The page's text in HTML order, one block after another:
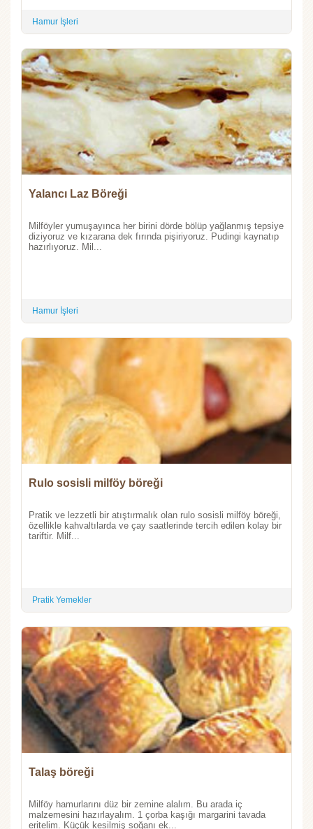
Hamur İşleri
Yalancı Laz Böreği
Milföyler yumuşayınca her birini dörde bölüp yağlanmış tepsiye
diziyoruz ve kızarana dek fırında pişiriyoruz. Pudingi kaynatıp
hazırlıyoruz. Mil...
Hamur İşleri
Rulo sosisli milföy böreği
Pratik ve lezzetli bir atıştırmalık olan rulo sosisli milföy böreği,
özellikle kahvaltılarda ve çay saatlerinde tercih edilen kolay bir
tariftir. Milf...
Pratik Yemekler
Talaş böreği
Milföy hamurlarını düz bir zemine alalım. Bu arada iç
malzemesini hazırlayalım. 1 çorba kaşığı margarini tavada
eritelim. Küçük kesilmiş soğanı ek...